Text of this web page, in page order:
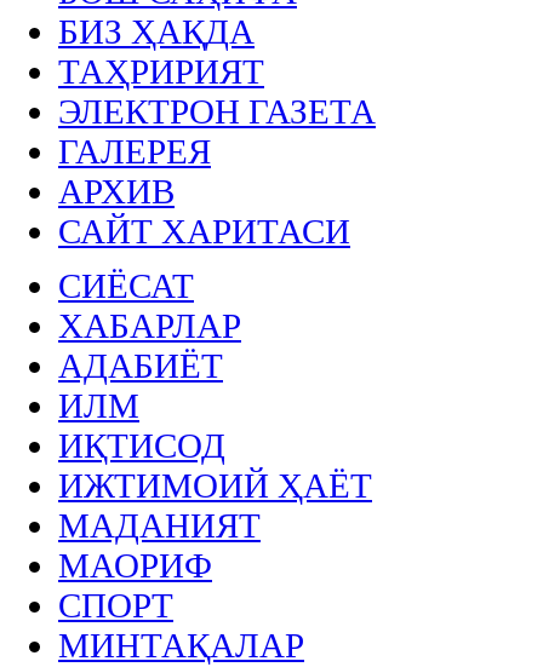
БИЗ ҲАҚДА
ТАҲРИРИЯТ
ЭЛЕКТРОН ГАЗЕТА
ГАЛЕРЕЯ
АРХИВ
САЙТ ХАРИТАСИ
СИЁСАТ
ХАБАРЛАР
АДАБИЁТ
ИЛМ
ИҚТИСОД
ИЖТИМОИЙ ҲАЁТ
МАДАНИЯТ
МАОРИФ
СПОРТ
МИНТАҚАЛАР